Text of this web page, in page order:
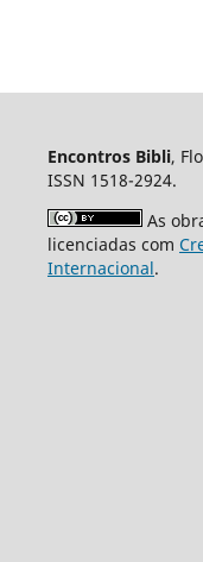
Encontros Bibli,
ISSN 1518-2924.
As
licenciadas com
Internacional.